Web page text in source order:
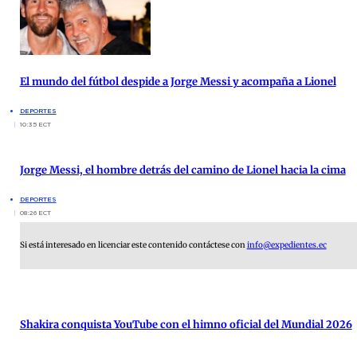
El mundo del fútbol despide a Jorge Messi y acompaña a Lionel
DEPORTES
10:35 ECT
Jorge Messi, el hombre detrás del camino de Lionel hacia la cima
DEPORTES
08:26 ECT
Si está interesado en licenciar este contenido contáctese coninfo@expedientes.ec
Shakira conquista YouTube con el himno oficial del Mundial 2026